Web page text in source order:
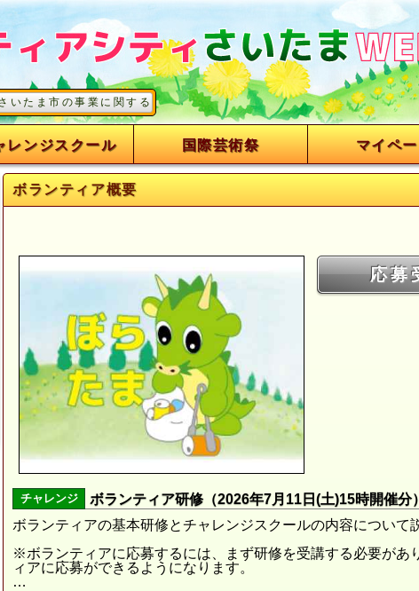
ま市の事業に関するボランティアを募集しています
レンジスクール 国際芸術祭 マイペ
ボランティア概要
応募
チャレンジ
ボランティア研修（2026年7月11日(土)15時開催分
ボランティアの基本研修とチャレンジスクールの内容について
※ボランティアに応募するには、まず研修を受講する必要があ
ィアに応募ができるようになります。
…